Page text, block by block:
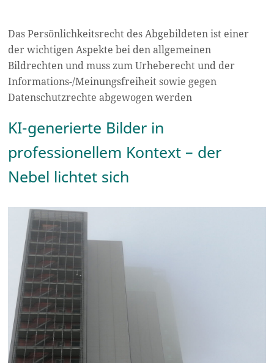
Das Persönlichkeitsrecht des Abgebildeten ist einer
der wichtigen Aspekte bei den allgemeinen
Bildrechten und muss zum Urheberecht und der
Informations-/Meinungsfreiheit sowie gegen
Datenschutzrechte abgewogen werden
KI-generierte Bilder in
professionellem Kontext – der
Nebel lichtet sich